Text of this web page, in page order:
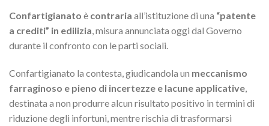
Confartigianato è contraria all’istituzione di una “patente
a crediti” in edilizia , misura annunciata oggi dal Governo
durante il confronto con le parti sociali.
Confartigianato la contesta, giudicandola un meccanismo
farraginoso e pieno di incertezze e lacune applicative
destinata a non produrre alcun risultato positivo in termini di
riduzione degli infortuni, mentre rischia di trasformarsi